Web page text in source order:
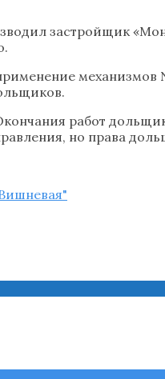
застройщик
работ
но права